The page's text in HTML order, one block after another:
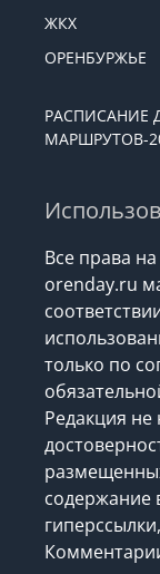
ЖКХ
ОРЕНБУРЖЬЕ
РАСПИСАНИЕ
МАРШРУТОВ-
Все права
orenday.ru
только по
Редакция не
содержание